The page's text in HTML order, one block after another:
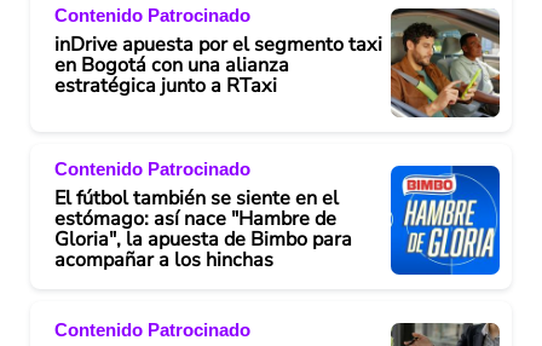
Contenido Patrocinado
inDrive apuesta por el segmento taxi
en Bogotá con una alianza
estratégica junto a RTaxi
Contenido Patrocinado
El fútbol también se siente en el
estómago: así nace "Hambre de
Gloria", la apuesta de Bimbo para
acompañar a los hinchas
Contenido Patrocinado